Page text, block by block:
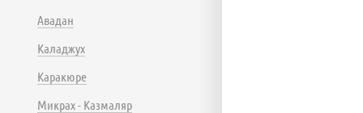
Авадан
Каладжух
Каракюре
Микрах - Казмаляр